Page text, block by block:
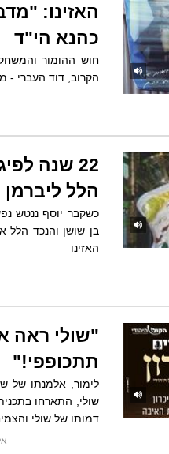
האזינו:
כהנא הי"ד
חוש ההומור
הקרוב, דוד העברי -
22 שנה
הלל ליברמן
כשקבר יוסף ננטש
בן שושן והנכד הלל
האזינו
"שולי ראה
תתכופפי!"
לימור, אלמנתו של
שולי, התארחו
דמותו של שולי והצמיחה